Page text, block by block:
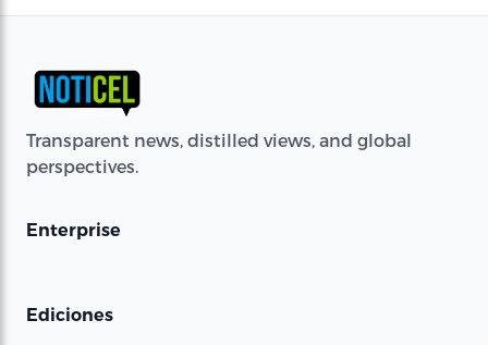
Transparent news, distilled views, and global
perspectives.
Enterprise
Ediciones